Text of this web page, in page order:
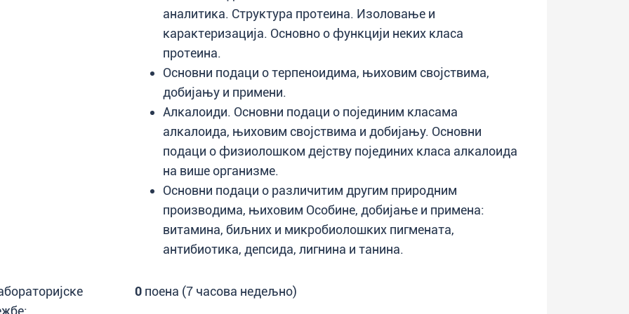
аналитика. Структура протеина. Изоловање и
карактеризација. Основно о функцији неких класа
протеина.
Основни подаци о терпеноидима, њиховим својствима,
добијању и примени.
Алкалоиди. Основни подаци о појединим класама
алкалоида, њиховим својствима и добијању. Основни
подаци о физиолошком дејству појединих класа алкалоида
на више организме.
Основни подаци о различитим другим природним
производима, њиховим Особине, добијање и примена:
витамина, биљних и микробиолошких пигмената,
антибиотика, депсида, лигнина и танина.
0 поена (7 часова недељно)